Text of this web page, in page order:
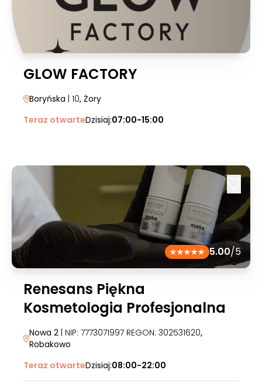
GLOW FACTORY
Boryńska | 10, Żory
Teraz otwarteDzisiaj:07:00-15:00
5.00/5
Renesans Piękna
Kosmetologia Profesjonalna
Nowa 2| NIP: 7773071997 REGON: 302531620,
Robakowo
Teraz otwarteDzisiaj:08:00-22:00